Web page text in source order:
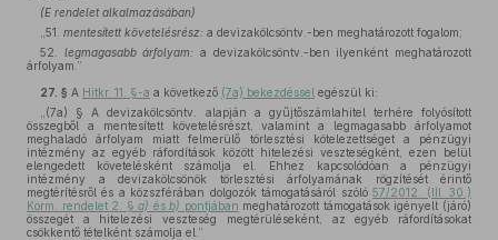
(E rendelet alkalmazásában)
„51. mentesített követelésrész: a devizakölcsöntv.-ben meghatározott fogalom;
52. legmagasabb árfolyam: a devizakölcsöntv.-ben ilyenként meghatározott
árfolyam.”
27. § A Hitkr. 11. §-a a következő (7a) bekezdéssel egészül ki:
„(7a) § A devizakölcsöntv. alapján a gyűjtőszámlahitel terhére folyósított
összegből a mentesített követelésrészt, valamint a legmagasabb árfolyamot
meghaladó árfolyam miatt felmerülő törlesztési kötelezettséget a pénzügyi
intézmény az egyéb ráfordítások között hitelezési veszteségként, ezen belül
elengedett követelésként számolja el. Ehhez kapcsolódóan a pénzügyi
intézmény a devizakölcsönök törlesztési árfolyamának rögzítését érintő
megtérítésről és a közszférában dolgozók támogatásáról szóló57/2012. (III. 30.)
Korm. rendelet 2. §a) ésb) pontjában meghatározott támogatások igényelt (járó)
összegét a hitelezési veszteség megtérüléseként, az egyéb ráfordításokat
csökkentő tételként számolja el.”